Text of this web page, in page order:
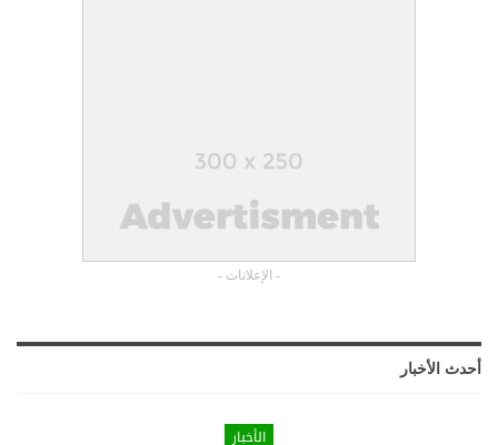
- الإعلانات -
أحدث الأخبار
الأخبار